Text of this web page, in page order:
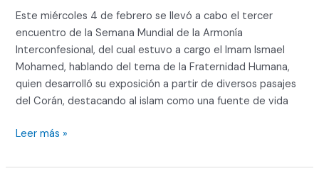
Este miércoles 4 de febrero se llevó a cabo el tercer
encuentro de la Semana Mundial de la Armonía
Interconfesional, del cual estuvo a cargo el Imam Ismael
Mohamed, hablando del tema de la Fraternidad Humana,
quien desarrolló su exposición a partir de diversos pasajes
del Corán, destacando al islam como una fuente de vida
Leer más »